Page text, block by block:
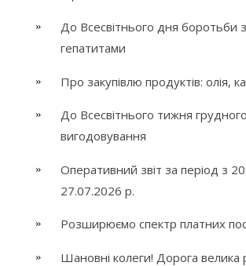
До Всесвітнього дня боротьби
гепатитами
Про закупівлю продуктів: олія,
До Всесвітнього тижня грудного
вигодовування
Оперативний звіт за період з
27.07.2026 р.
Розширюємо спектр платних
Шановні колеги! Дорога велика